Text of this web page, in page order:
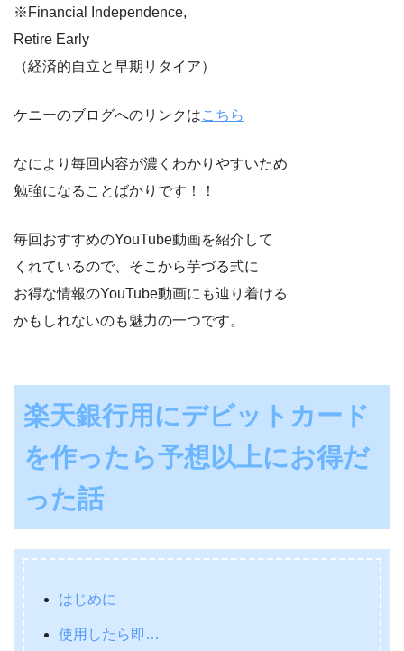
※Financial Independence,
Retire Early
（経済的自立と早期リタイア）
ケニーのブログへのリンクはこちら
なにより毎回内容が濃くわかりやすいため
勉強になることばかりです！！
毎回おすすめのYouTube動画を紹介して
くれているので、そこから芋づる式に
お得な情報のYouTube動画にも辿り着ける
かもしれないのも魅力の一つです。
楽天銀行用にデビットカード
を作ったら予想以上にお得だ
った話
はじめに
使用したら即…